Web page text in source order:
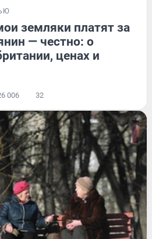
земляки платят за
— честно: о
ценах и
006 32